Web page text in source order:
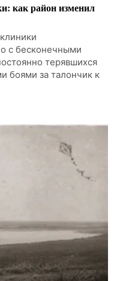
как район изменил
с бесконечными
терявшихся
боями за талончик к